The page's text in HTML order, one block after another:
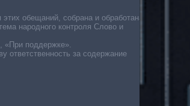
обещаний, собрана и обработана
народного контроля Слово и
«При поддержке».
ответственность за содержание